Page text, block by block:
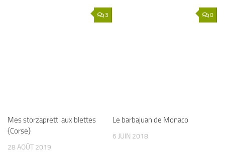
3
Mes storzapretti aux blettes
{Corse}
28 AOÛT 2019
0
Le barbajuan de Monaco
6 JUIN 2018